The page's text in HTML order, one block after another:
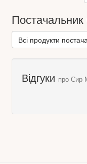
Масова частка жиру в
Країна: Нідерланди
Склад: молоко
молочнокислих
Енергетична
Всі продукти
Відгуки про Сир